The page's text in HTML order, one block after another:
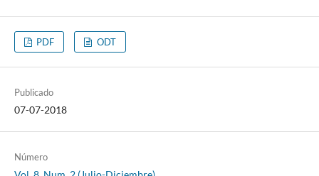
PDF ODT
Publicado
07-07-2018
Número